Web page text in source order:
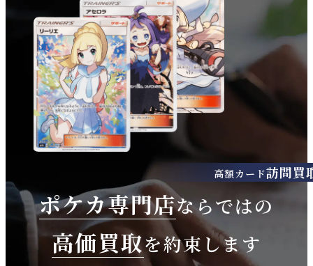
高額カード訪問買
ポケカ専門店ならではの
高価買取を約束します